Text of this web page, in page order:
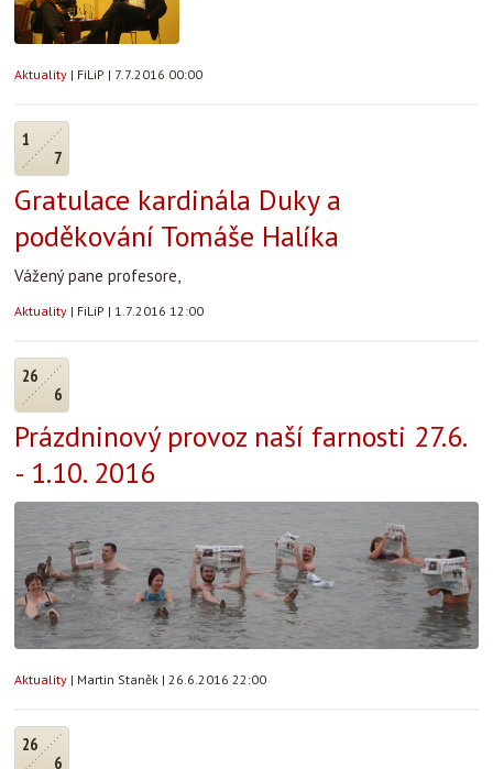
Aktuality | FiLiP | 7.7.2016 00:00
1
7
Gratulace kardinála Duky a
poděkování Tomáše Halíka
Vážený pane profesore,
Aktuality | FiLiP | 1.7.2016 12:00
26
6
Prázdninový provoz naší farnosti 27.6.
- 1.10. 2016
Aktuality | Martin Staněk | 26.6.2016 22:00
26
6